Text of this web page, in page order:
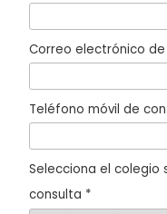
Correo electrónico
Teléfono móvil de
Selecciona el colegio
consulta *